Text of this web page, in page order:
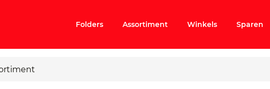
Folders Assortiment Winkels Sparen